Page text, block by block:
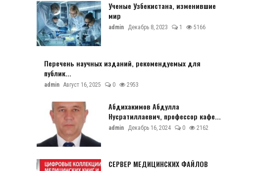
Ученые Узбекистана, изменившие
мир
admin Декабрь 8, 2023 1 5166
Перечень научных изданий, рекомендуемых для
публик...
admin Август 16, 2025 0 2953
Абдихакимов Абдулла
Нусратиллаевич, профессор кафе...
admin Декабрь 16, 2024 0 2162
СЕРВЕР МЕДИЦИНСКИХ ФАЙЛОВ